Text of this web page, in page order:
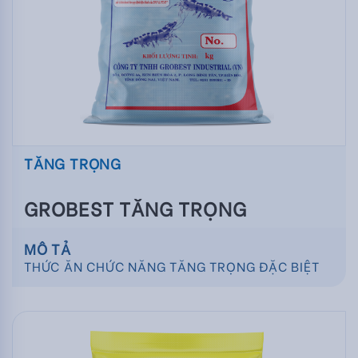
TĂNG TRỌNG
GROBEST TĂNG TRỌNG
MÔ TẢ
THỨC ĂN CHỨC NĂNG TĂNG TRỌNG ĐẶC BIỆT